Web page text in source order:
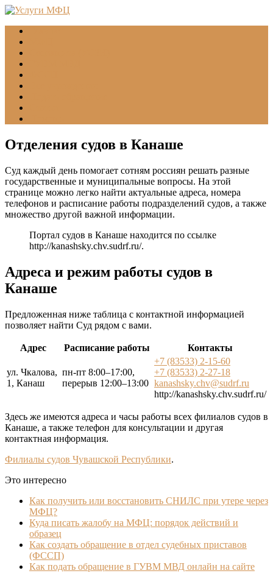
Отделения судов в Канаше
Суд каждый день помогает сотням россиян решать разные
государственные и муниципальные вопросы. На этой
странице можно легко найти актуальные адреса, номера
телефонов и расписание работы подразделений судов, а также
множество другой важной информации.
Портал судов в Канаше находится по ссылке
http://kanashsky.chv.sudrf.ru/.
Адреса и режим работы судов в
Канаше
Предложенная ниже таблица с контактной информацией
позволяет найти Суд рядом с вами.
Адрес Расписание работы Контакты
ул. Чкалова,
1, Канаш
пн-пт 8:00–17:00,
перерыв 12:00–13:00
+7 (83533) 2-15-60
+7 (83533) 2-27-18
kanashsky.chv@sudrf.ru
http://kanashsky.chv.sudrf.ru/
Здесь же имеются адреса и часы работы всех филиалов судов в
Канаше, а также телефон для консультации и другая
контактная информация.
Филиалы судов Чувашской Республики.
Это интересно
Как получить или восстановить СНИЛС при утере через
МФЦ?
Куда писать жалобу на МФЦ: порядок действий и
образец
Как создать обращение в отдел судебных приставов
(ФССП)
Как подать обращение в ГУВМ МВД онлайн на сайте